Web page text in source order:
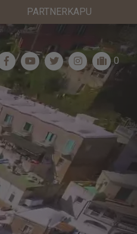
PARTNERKAPU
0